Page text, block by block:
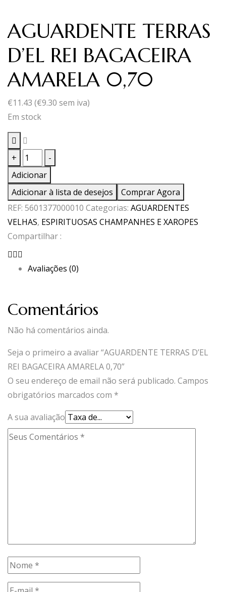
AGUARDENTE TERRAS
D’EL REI BAGACEIRA
AMARELA 0,70
€11.43 (€9.30 sem iva)
Em stock
+
Quantidade
de
AGUARDENTE
TERRAS
D'EL
REI
BAGACEIRA
0,70
-
Adicionar
Adicionar à lista de desejos
Comprar Agora
REF: 5601377000010 Categorias: AGUARDENTES
VELHAS, ESPIRITUOSAS CHAMPANHES E XAROPES
Compartilhar :
Avaliações (0)
Comentários
Não há comentários ainda.
Seja o primeiro a avaliar “AGUARDENTE TERRAS D’EL
REI BAGACEIRA AMARELA 0,70”
O seu endereço de email não será publicado. Campos
obrigatórios marcados com *
A sua avaliação